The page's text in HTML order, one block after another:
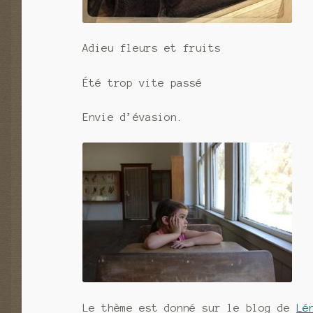
Adieu fleurs et fruits
Été trop vite passé
Envie d’évasion.
Le thème est donné sur le blog de